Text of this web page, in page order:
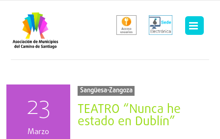
contenido
23
Marzo
Sangüesa-Zangoza
TEATRO “Nunca he
estado en Dublín”